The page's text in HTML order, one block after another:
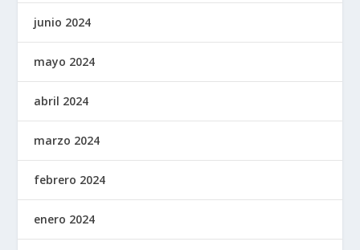
junio 2024
mayo 2024
abril 2024
marzo 2024
febrero 2024
enero 2024